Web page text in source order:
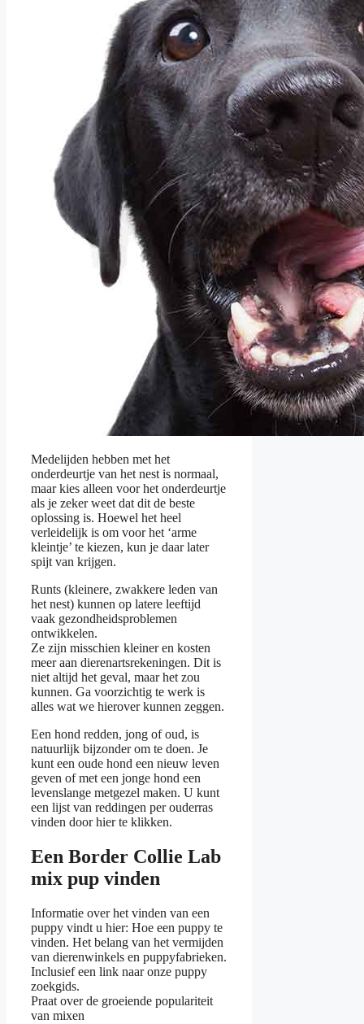
Medelijden hebben met het
onderdeurtje van het nest is normaal,
maar kies alleen voor het onderdeurtje
als je zeker weet dat dit de beste
oplossing is. Hoewel het heel
verleidelijk is om voor het ‘arme
kleintje’ te kiezen, kun je daar later
spijt van krijgen.
Runts (kleinere, zwakkere leden van
het nest) kunnen op latere leeftijd
vaak gezondheidsproblemen
ontwikkelen.
Ze zijn misschien kleiner en kosten
meer aan dierenartsrekeningen. Dit is
niet altijd het geval, maar het zou
kunnen. Ga voorzichtig te werk is
alles wat we hierover kunnen zeggen.
Een hond redden, jong of oud, is
natuurlijk bijzonder om te doen. Je
kunt een oude hond een nieuw leven
geven of met een jonge hond een
levenslange metgezel maken. U kunt
een lijst van reddingen per ouderras
vinden door hier te klikken.
Een Border Collie Lab
mix pup vinden
Informatie over het vinden van een
puppy vindt u hier: Hoe een puppy te
vinden. Het belang van het vermijden
van dierenwinkels en puppyfabrieken.
Inclusief een link naar onze puppy
zoekgids.
Praat over de groeiende populariteit
van mixen